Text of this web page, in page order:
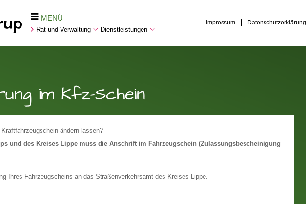
MENÜ
Rat und Verwaltung Dienstleistungen
Impressum Datenschutzerklärung
im Kfz-Schein
ändern lassen?
und des Kreises Lippe muss die Anschrift im Fahrzeugschein (Zulassungsbescheinigung
Ihres Fahrzeugscheins an das Straßenverkehrsamt des Kreises Lippe.